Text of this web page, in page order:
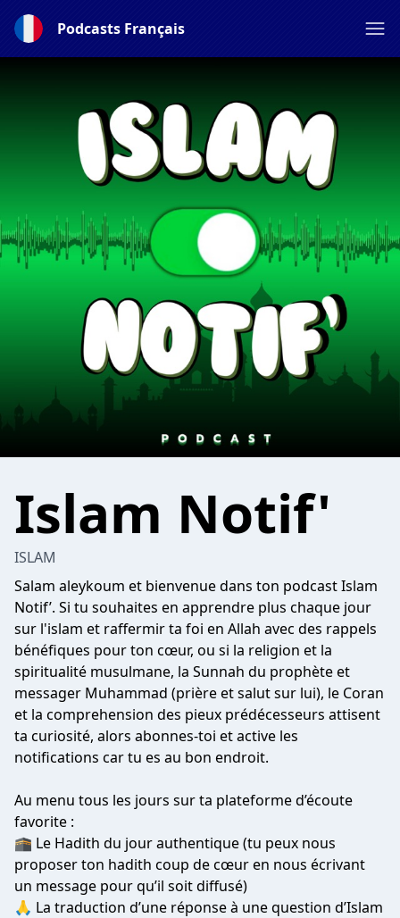
Podcasts Français
Islam Notif'
ISLAM
Salam aleykoum et bienvenue dans ton podcast Islam
Notif’. Si tu souhaites en apprendre plus chaque jour
sur l'islam et raffermir ta foi en Allah avec des rappels
bénéfiques pour ton cœur, ou si la religion et la
spiritualité musulmane, la Sunnah du prophète et
messager Muhammad (prière et salut sur lui), le Coran
et la comprehension des pieux prédécesseurs attisent
ta curiosité, alors abonnes-toi et active les
notifications car tu es au bon endroit.
Au menu tous les jours sur ta plateforme d’écoute
favorite :
🕋 Le Hadith du jour authentique (tu peux nous
proposer ton hadith coup de cœur en nous écrivant
un message pour qu’il soit diffusé)
🙏 La traduction d’une réponse à une question d’Islam